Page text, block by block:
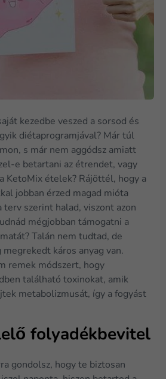
kezedbe veszed a sorsod és
diétaprogramjával? Már túl
s már nem aggódsz amiatt
e betartani az étrendet, vagy
KetoMix ételek? Rájöttél, hogy a
jobban érzed magad mióta
terv szerint halad, viszont azon
mégjobban támogatni a
Talán nem tudtad, de
káros anyag van.
remek módszert, hogy
található toxinokat, amik
metabolizmusát, így a fogyást
folyadékbevitel
gondolsz, hogy te biztosan